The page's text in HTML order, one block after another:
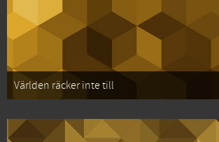
Världen räcker inte till